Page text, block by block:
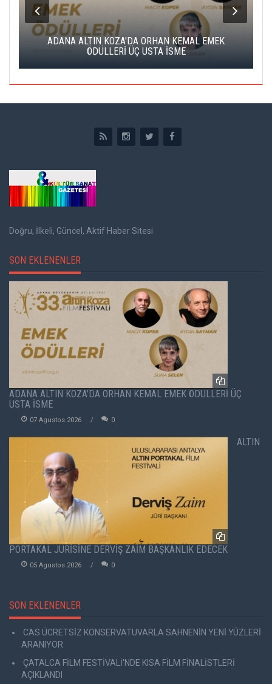
ADANA ALTIN KOZA'DA ORHAN KEMAL EMEK
ÖDÜLLERİ ÜÇ USTA İSME
Doğru, İlkeli, Güncel, Aktif Haber Sitesi
SON EKLENENLER
ADANA ALTIN KOZA'DA ORHAN KEMAL EMEK ÖDÜLLERİ ÜÇ
USTA İSME
07 Agustos 2026 0
ALTIN
PORTAKAL JÜRİSİNE DERVİŞ ZAİM BAŞKANLIK EDECEK
05 Agustos 2026 0
SON EKLENENLER
CAS ÜCRETSİZ KONSERVATUVARLA SAHNENİN YENİ YÜZLERİ
ARANIYOR
ÇATALCA FİLM FESTİVALİ'NDE KISA FİLM FİNALİSTLERİ
AÇIKLANDI